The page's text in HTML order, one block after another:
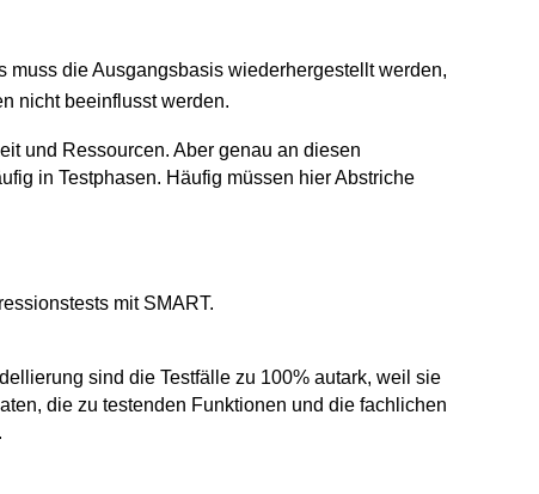
muss die Ausgangsbasis wiederhergestellt werden,
nicht beeinflusst werden.
und Ressourcen. Aber genau an diesen
in Testphasen. Häufig müssen hier Abstriche
mit SMART.
sind die Testfälle zu 100% autark, weil sie
die zu testenden Funktionen und die fachlichen